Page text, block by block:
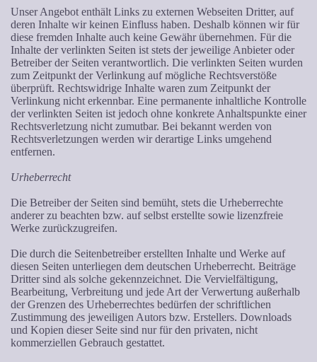
Unser Angebot enthält Links zu externen Webseiten Dritter, auf
deren Inhalte wir keinen Einfluss haben. Deshalb können wir für
diese fremden Inhalte auch keine Gewähr übernehmen. Für die
Inhalte der verlinkten Seiten ist stets der jeweilige Anbieter oder
Betreiber der Seiten verantwortlich. Die verlinkten Seiten wurden
zum Zeitpunkt der Verlinkung auf mögliche Rechtsverstöße
überprüft. Rechtswidrige Inhalte waren zum Zeitpunkt der
Verlinkung nicht erkennbar. Eine permanente inhaltliche Kontrolle
der verlinkten Seiten ist jedoch ohne konkrete Anhaltspunkte einer
Rechtsverletzung nicht zumutbar. Bei bekannt werden von
Rechtsverletzungen werden wir derartige Links umgehend
entfernen.
Urheberrecht
Die Betreiber der Seiten sind bemüht, stets die Urheberrechte
anderer zu beachten bzw. auf selbst erstellte sowie lizenzfreie
Werke zurückzugreifen.
Die durch die Seitenbetreiber erstellten Inhalte und Werke auf
diesen Seiten unterliegen dem deutschen Urheberrecht. Beiträge
Dritter sind als solche gekennzeichnet. Die Vervielfältigung,
Bearbeitung, Verbreitung und jede Art der Verwertung außerhalb
der Grenzen des Urheberrechtes bedürfen der schriftlichen
Zustimmung des jeweiligen Autors bzw. Erstellers. Downloads
und Kopien dieser Seite sind nur für den privaten, nicht
kommerziellen Gebrauch gestattet.